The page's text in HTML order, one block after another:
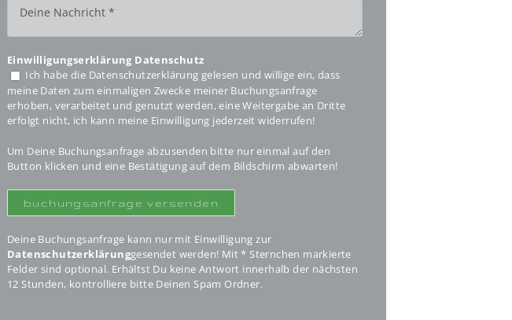
Einwilligungserklärung Datenschutz
Ich habe die Datenschutzerklärung gelesen und willige ein, dass
meine Daten zum einmaligen Zwecke meiner Buchungsanfrage
erhoben, verarbeitet und genutzt werden, eine Weitergabe an Dritte
erfolgt nicht, ich kann meine Einwilligung jederzeit widerrufen!
Um Deine Buchungsanfrage abzusenden bitte nur einmal auf den
Button klicken und eine Bestätigung auf dem Bildschirm abwarten!
Deine Buchungsanfrage kann nur mit Einwilligung zur
Datenschutzerklärunggesendet werden! Mit * Sternchen markierte
Felder sind optional. Erhältst Du keine Antwort innerhalb der nächsten
12 Stunden, kontrolliere bitte Deinen Spam Ordner.